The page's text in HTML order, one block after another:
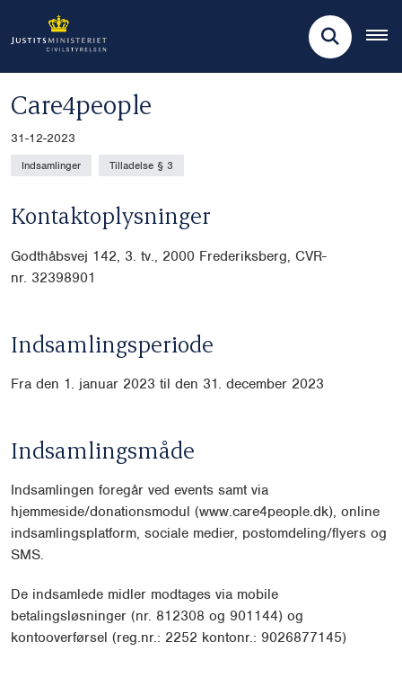
Care4people
31-12-2023
Indsamlinger Tilladelse § 3
Kontaktoplysninger
Godthåbsvej 142, 3. tv., 2000 Frederiksberg, CVR-
nr. 32398901
Indsamlingsperiode
Fra den 1. januar 2023 til den 31. december 2023
Indsamlingsmåde
Indsamlingen foregår ved events samt via
hjemmeside/donationsmodul (www.care4people.dk), online
indsamlingsplatform, sociale medier, postomdeling/flyers og
SMS.
De indsamlede midler modtages via mobile
betalingsløsninger (nr. 812308 og 901144) og
kontooverførsel (reg.nr.: 2252 kontonr.: 9026877145)